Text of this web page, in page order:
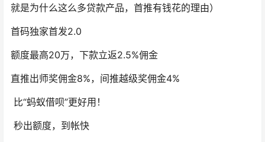
就是为什么这么多贷款产品，首推有钱花的理由）
首码独家首发2.0
额度最高20万，下款立返2.5%佣金
直推出师奖佣金8%，间推越级奖佣金4%
比“蚂蚁借呗”更好用！
秒出额度，到帐快